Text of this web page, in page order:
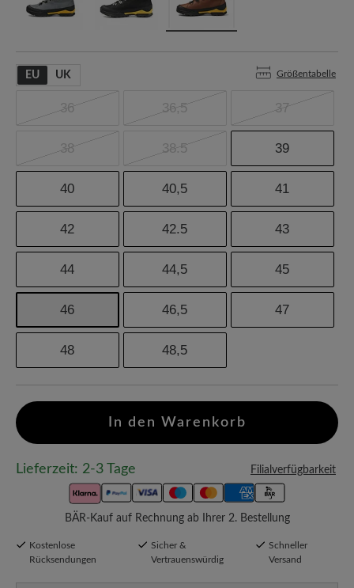
EU UK Größentabelle
36 36,5 37
38 38.5 39
40 40,5 41
42 42.5 43
44 44,5 45
46 46,5 47
48 48,5
In den Warenkorb
Lieferzeit: 2-3 Tage Filialverfügbarkeit
BÄR-Kauf auf Rechnung ab Ihrer 2. Bestellung
Kostenlose
Rücksendungen
Sicher &
Vertrauenswürdig
Schneller
Versand